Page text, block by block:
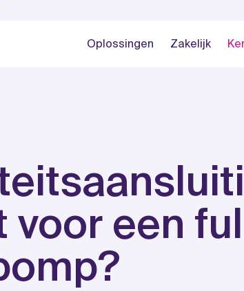
Oplossingen Zakelijk
voor een